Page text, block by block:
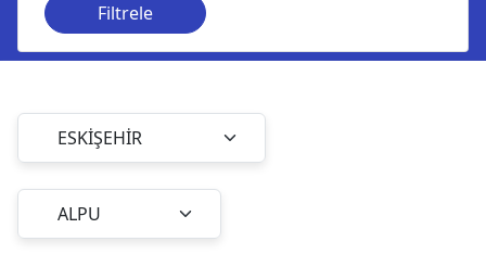
Filtrele